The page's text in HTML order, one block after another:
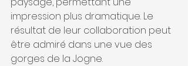
impression plus dramatique. Le
résultat de leur collaboration peut
être admiré dans une vue des
gorges de la Jogne.